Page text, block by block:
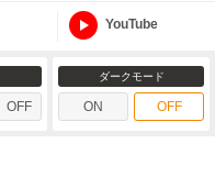
YouTube
OFF
ダークモード
ON OFF